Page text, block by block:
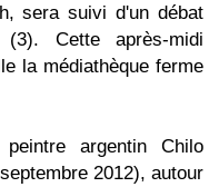
sera suivi d'un débat
(3). Cette après-midi
la médiathèque ferme
argentin Chilo
2012), autour